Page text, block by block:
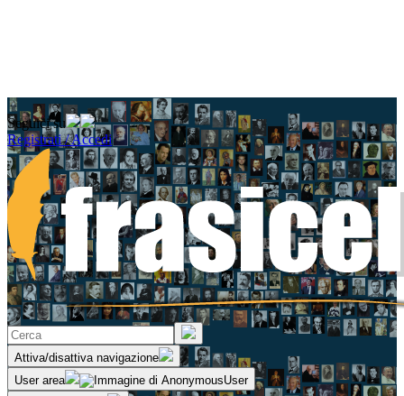
Seguici su
Registrati / Accedi
Attiva/disattiva navigazione
User area